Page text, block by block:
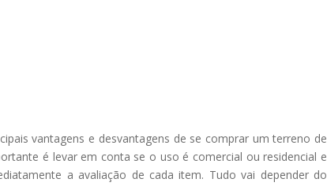
vantagens e desvantagens de se comprar um terreno de
é levar em conta se o uso é comercial ou residencial e
a avaliação de cada item. Tudo vai depender do